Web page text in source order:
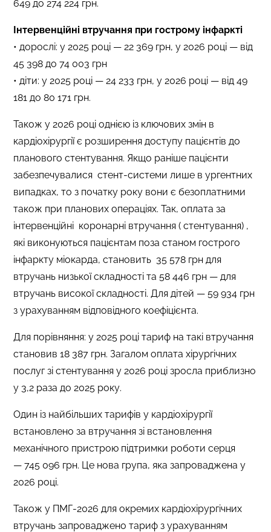
649 до 274 224 грн.
Інтервенційні втручання при гострому інфаркті
• дорослі: у 2025 році — 22 369 грн, у 2026 році — від
45 398 до 74 003 грн
• діти: у 2025 році — 24 233 грн, у 2026 році — від 49
181 до 80 171 грн.
Також у 2026 році однією із ключових змін в
кардіохірургії є розширення доступу пацієнтів до
планового стентування. Якщо раніше пацієнти
забезпечувалися стент-системи лише в ургентних
випадках, то з початку року вони є безоплатними
також при планових операціях. Так, оплата за
інтервенційні коронарні втручання ( стентування) ,
які виконуються пацієнтам поза станом гострого
інфаркту міокарда, становить 35 578 грн для
втручань низької складності та 58 446 грн — для
втручань високої складності. Для дітей — 59 934 грн
з урахуванням відповідного коефіцієнта.
Для порівняння: у 2025 році тариф на такі втручання
становив 18 387 грн. Загалом оплата хірургічних
послуг зі стентування у 2026 році зросла приблизно
у 3,2 раза до 2025 року.
Один із найбільших тарифів у кардіохірургії
встановлено за втручання зі встановлення
механічного пристрою підтримки роботи серця
— 745 096 грн. Це нова група, яка запроваджена у
2026 році.
Також у ПМГ-2026 для окремих кардіохірургічних
втручань запроваджено тариф з урахуванням